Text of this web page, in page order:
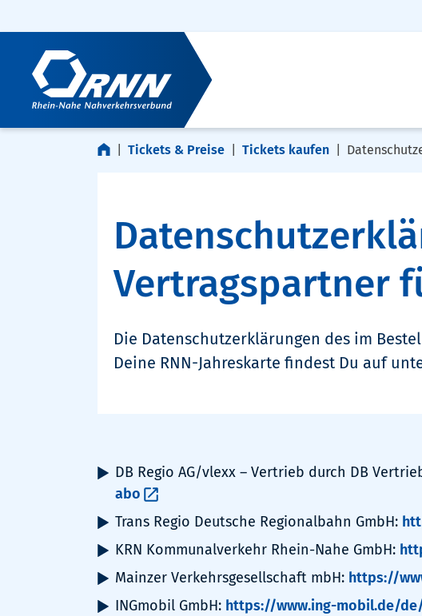
Tickets & Preise Tickets kaufen
Vertragspartner
Die Datenschutzerklärungen des im
Deine RNN-Jahreskarte findest Du auf
DB Regio AG/vlexx – Vertrieb durch DB
abo
Trans Regio Deutsche Regionalbahn GmbH:
KRN Kommunalverkehr Rhein-Nahe GmbH:
Mainzer Verkehrsgesellschaft mbH: https://
INGmobil GmbH: https://www.ing-mobil.de/